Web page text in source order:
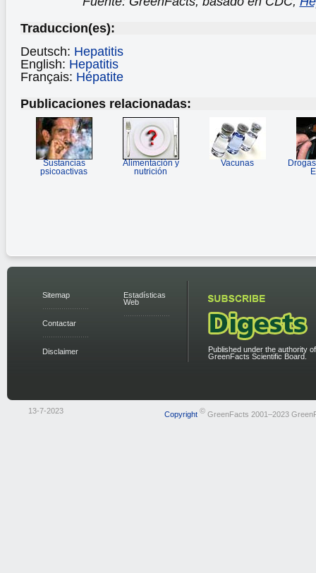
Traduccion(es):
Deutsch: Hepatitis
English: Hepatitis
Français: Hépatite
Publicaciones relacionadas:
Sustancias
psicoactivas
Alimentación y
nutrición
Vacunas
Sitemap
Contactar
Disclaimer
Estadísticas
Web
Published under the authority
GreenFacts Scientific Board.
13-7-2023 Copyright ©GreenFacts 2001–2023